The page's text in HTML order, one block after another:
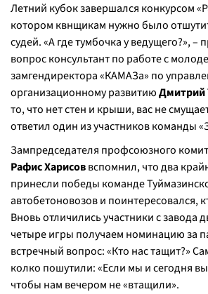
Летний кубок завершался конкурсом
котором квнщикам нужно было
судей. «А где тумбочка у ведущего?», –
вопрос консультант по работе с
замгендиректора «КАМАЗа» по
организационному развитиюДмитрий
то, что нет стен и крыши, вас не
ответил один из участников команды
Зампредседателя профсоюзного
Рафис Харисоввспомнил, что два
принесли победы команде
автобетоновозов и поинтересовался,
Вновь отличились участники с завода
четыре игры получаем номинацию за
встречный вопрос: «Кто нас тащит?»
колко пошутили: «Если мы и сегодня
чтобы нам вечером не «втащили».